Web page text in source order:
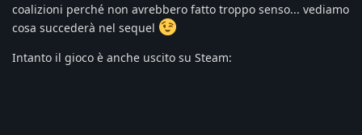
coalizioni perché non avrebbero fatto troppo senso... vediamo
cosa succederà nel sequel
Intanto il gioco è anche uscito su Steam: